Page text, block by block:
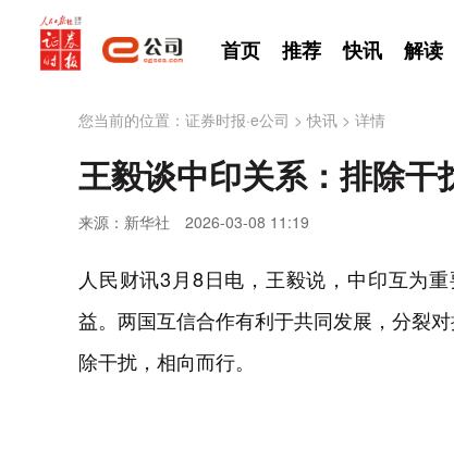
首页 推荐 快讯 解读
您当前的位置： 证券时报·e公司 >快讯 > 详情
王毅谈中印关系：排除干
来源：新华社 2026-03-08 11:19
人民财讯3月8日电，王毅说，中印互为
益。两国互信合作有利于共同发展，分裂
除干扰，相向而行。